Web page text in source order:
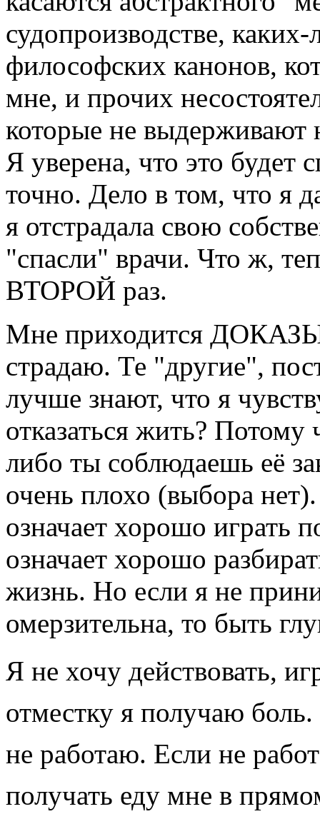
судопроизводстве,
философских канонов,
мне, и прочих
которые не выдерживают
Я уверена, что это будет
точно. Дело в том, что я
я отстрадала свою
"спасли" врачи. Что ж,
ВТОРОЙ раз.
Мне приходится
страдаю. Те "другие",
лучше знают, что я
отказаться жить?
либо ты соблюдаешь её
очень плохо (выбора
означает хорошо играть
означает хорошо
жизнь. Но если я не
омерзительна, то быть
Я не хочу действовать,
отместку я получаю
не работаю. Если не
получать еду мне в